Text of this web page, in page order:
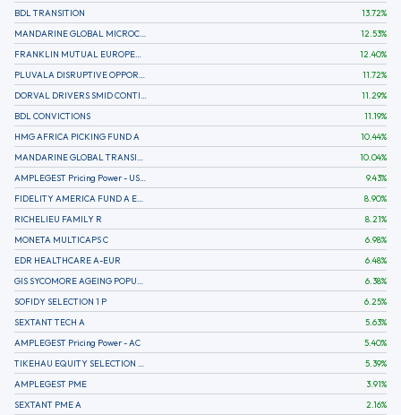
BDL TRANSITION
13.72%
MANDARINE GLOBAL MICROCAP
12.53%
FRANKLIN MUTUAL EUROPEAN FUND A EUR (C)
12.40%
PLUVALA DISRUPTIVE OPPORTUNITIES
11.72%
DORVAL DRIVERS SMID CONTINENTAL EUROPE
11.29%
BDL CONVICTIONS
11.19%
HMG AFRICA PICKING FUND A
10.44%
MANDARINE GLOBAL TRANSITION R
10.04%
AMPLEGEST Pricing Power - US - AC
9.43%
FIDELITY AMERICA FUND A EUR (C)
8.90%
RICHELIEU FAMILY R
8.21%
MONETA MULTICAPS C
6.98%
EDR HEALTHCARE A-EUR
6.48%
GIS SYCOMORE AGEING POPULATION
6.38%
SOFIDY SELECTION 1 P
6.25%
SEXTANT TECH A
5.63%
AMPLEGEST Pricing Power - AC
5.40%
TIKEHAU EQUITY SELECTION R-Acc-EUR
5.39%
AMPLEGEST PME
3.91%
SEXTANT PME A
2.16%